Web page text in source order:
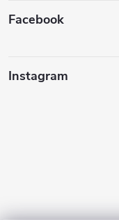
Facebook
Instagram